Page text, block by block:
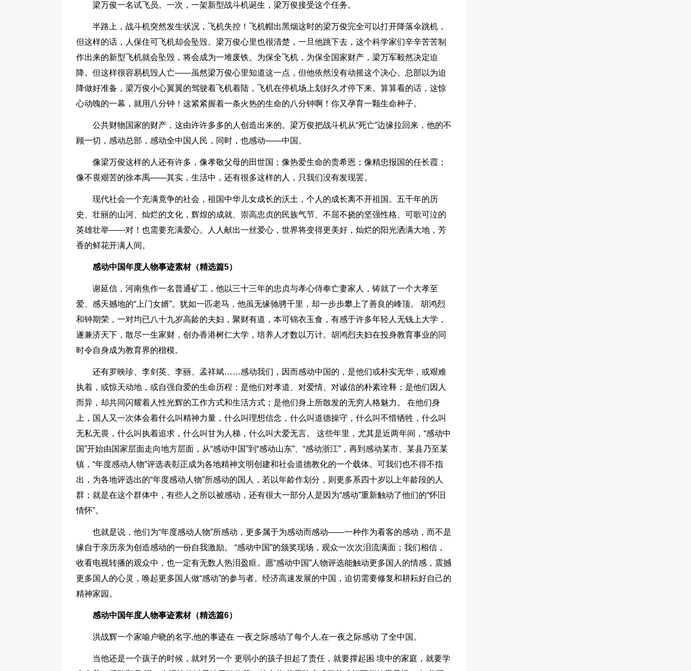
梁万俊一名试飞员。一次，一架新型战斗机诞生，梁万俊接受这个任务。
半路上，战斗机突然发生状况，飞机失控！飞机帽出黑烟这时的梁万俊完全可以打开降落伞跳机，
但这样的话，人保住可飞机却会坠毁。梁万俊心里也很清楚，一旦他跳下去，这个科学家们辛辛苦苦制
作出来的新型飞机就会坠毁，将会成为一堆废铁。为保全飞机，为保全国家财产，梁万军毅然决定迫
降。但这样很容易机毁人亡——虽然梁万俊心里知道这一点，但他依然没有动摇这个决心。总部以为迫
降做好准备，梁万俊小心翼翼的驾驶着飞机着陆，飞机在停机场上划好久才停下来。算算看的话，这惊
心动魄的一幕，就用八分钟！这紧紧握着一条火热的生命的八分钟啊！你又孕育一颗生命种子。
公共财物国家的财产，这由许许多多的人创造出来的。梁万俊把战斗机从“死亡”边缘拉回来，他的不
顾一切，感动总部，感动全中国人民，同时，也感动——中国。
像梁万俊这样的人还有许多，像孝敬父母的田世国；像热爱生命的贵希恩；像精忠报国的任长霞；
像不畏艰苦的徐本禹——其实，生活中，还有很多这样的人，只我们没有发现罢。
现代社会一个充满竟争的社会，祖国中华儿女成长的沃土，个人的成长离不开祖国。五千年的历
史、壮丽的山河、灿烂的文化，辉煌的成就、崇高忠贞的民族气节、不屈不挠的坚强性格、可歌可泣的
英雄壮举——对！也需要充满爱心。人人献出一丝爱心，世界将变得更美好，灿烂的阳光洒满大地，芳
香的鲜花开满人间。
感动中国年度人物事迹素材（精选篇5）
谢延信，河南焦作一名普通矿工，他以三十三年的忠贞与孝心侍奉亡妻家人，铸就了一个大孝至
爱、感天撼地的“上门女婿”。犹如一匹老马，他虽无缘驰骋千里，却一步步攀上了善良的峰顶。 胡鸿烈
和钟期荣，一对均已八十九岁高龄的夫妇，聚财有道，本可锦衣玉食，有感于许多年轻人无钱上大学，
遂兼济天下，散尽一生家财，创办香港树仁大学，培养人才数以万计。胡鸿烈夫妇在投身教育事业的同
时令自身成为教育界的楷模。
还有罗映珍、李剑英、李丽、孟祥斌……感动我们，因而感动中国的，是他们或朴实无华，或艰难
执着，或惊天动地，或自强自爱的生命历程；是他们对孝道、对爱情、对诚信的朴素诠释；是他们因人
而异，却共同闪耀着人性光辉的工作方式和生活方式；是他们身上所散发的无穷人格魅力。 在他们身
上，国人又一次体会着什么叫精神力量，什么叫理想信念，什么叫道德操守，什么叫不惜牺牲，什么叫
无私无畏，什么叫执着追求，什么叫甘为人梯，什么叫大爱无言。 这些年里，尤其是近两年间，“感动中
国”开始由国家层面走向地方层面，从“感动中国”到“感动山东”、“感动浙江”，再到感动某市、某县乃至某
镇，“年度感动人物”评选表彰正成为各地精神文明创建和社会道德教化的一个载体。可我们也不得不指
出，为各地评选出的“年度感动人物”所感动的国人，若以年龄作划分，则更多系四十岁以上年龄段的人
群；就是在这个群体中，有些人之所以被感动，还有很大一部分人是因为“感动”重新触动了他们的“怀旧
情怀”。
也就是说，他们为“年度感动人物”所感动，更多属于为感动而感动——一种作为看客的感动，而不是
缘自于亲历亲为创造感动的一份自我激励。 “感动中国”的颁奖现场，观众一次次泪流满面；我们相信，
收看电视转播的观众中，也一定有无数人热泪盈眶。愿“感动中国”人物评选能触动更多国人的情感，震撼
更多国人的心灵，唤起更多国人做“感动”的参与者。经济高速发展的中国，迫切需要修复和耕耘好自己的
精神家园。
感动中国年度人物事迹素材（精选篇6）
洪战辉一个家喻户晓的名字,他的事迹在 一夜之际感动了每个人,在一夜之际感动 了全中国。
当他还是一个孩子的时候，就对另一个 更弱小的孩子担起了责任，就要撑起困 境中的家庭，就要学